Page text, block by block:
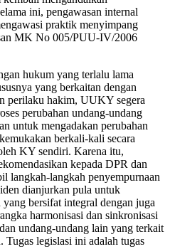
ini, pengawasan internal
praktik menyimpang
MK No 005/PUU-IV/2006
hukum yang terlalu lama
yang berkaitan dengan
perilaku hakim, UUKY segera
perubahan undang-undang
untuk mengadakan perubahan
berkali-kali secara
KY sendiri. Karena itu,
kepada DPR dan
langkah-langkah penyempurnaan
dianjurkan pula untuk
bersifat integral dengan juga
harmonisasi dan sinkronisasi
undang-undang lain yang terkait
Tugas legislasi ini adalah tugas